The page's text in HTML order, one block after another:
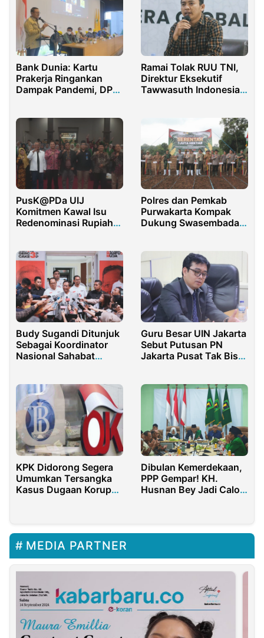
Bank Dunia: Kartu
Prakerja Ringankan
Dampak Pandemi, DPR
Ramai Tolak RUU TNI,
Direktur Eksekutif
Tawwasuth Indonesia
PusK@PDa UIJ
Komitmen Kawal Isu
Redenominasi Rupiah
Polres dan Pemkab
Purwakarta Kompak
Dukung Swasembada
Budy Sugandi Ditunjuk
Sebagai Koordinator
Nasional Sahabat
Guru Besar UIN Jakarta
Sebut Putusan PN
Jakarta Pusat Tak Bisa
KPK Didorong Segera
Umumkan Tersangka
Kasus Dugaan Korupsi
Dibulan Kemerdekaan,
PPP Gempar! KH.
Husnan Bey Jadi Calon
MEDIA PARTNER